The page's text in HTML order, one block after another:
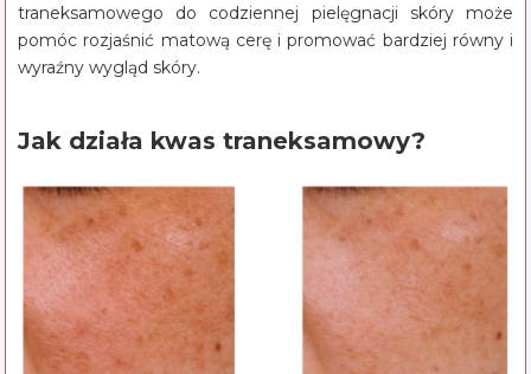
traneksamowego do codziennej pielęgnacji skóry może
pomóc rozjaśnić matową cerę i promować bardziej równy i
wyraźny wygląd skóry.
Jak działa kwas traneksamowy?